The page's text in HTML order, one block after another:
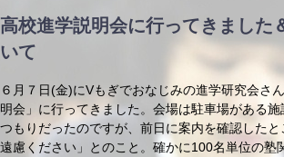
高校進学説明会に行ってきました
いて
６月７日(金)にVもぎでおなじみの進学研究会さ
明会」に行ってきました。会場は駐車場がある施
つもりだったのですが、前日に案内を確認した
遠慮ください」とのこと。確かに100名単位の塾